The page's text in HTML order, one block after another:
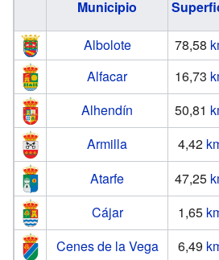
Municipio
Albolote
78,58
Alfacar
16,73
Alhendín
50,81
Armilla
4,42
Atarfe
47,25
Cájar
1,65
Cenes de la Vega
6,49